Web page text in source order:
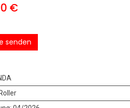
€
senden
Roller